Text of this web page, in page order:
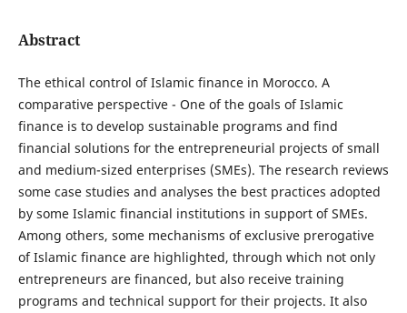
Abstract
The ethical control of Islamic finance in Morocco. A
comparative perspective - One of the goals of Islamic
finance is to develop sustainable programs and find
financial solutions for the entrepreneurial projects of small
and medium-sized enterprises (SMEs). The research reviews
some case studies and analyses the best practices adopted
by some Islamic financial institutions in support of SMEs.
Among others, some mechanisms of exclusive prerogative
of Islamic finance are highlighted, through which not only
entrepreneurs are financed, but also receive training
programs and technical support for their projects. It also